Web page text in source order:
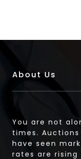
About Us
You are not
times. Auctions
have seen
rates are